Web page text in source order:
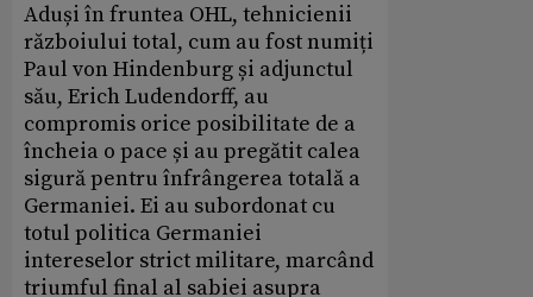
Aduși în fruntea OHL, tehnicienii
războiului total, cum au fost numiți
Paul von Hindenburg și adjunctul
său, Erich Ludendorff, au
compromis orice posibilitate de a
încheia o pace și au pregătit calea
sigură pentru înfrângerea totală a
Germaniei. Ei au subordonat cu
totul politica Germaniei
intereselor strict militare, marcând
triumful final al sabiei asupra